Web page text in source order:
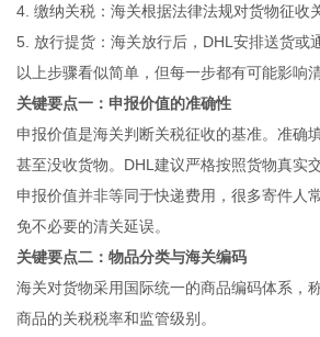
4. 缴纳关税：海关根据法律法规对货物征收
5. 放行提货：海关放行后，DHL安排送货或
以上步骤看似简单，但每一步都有可能影响
关键要点一：申报价值的准确性
申报价值是海关判断关税征收的基准。准确
甚至没收货物。DHL建议严格按照货物真实
申报价值并非等同于快递费用，很多寄件人
免不必要的清关延误。
关键要点二：物品分类与海关编码
海关对货物采用国际统一的商品编码体系，
商品的关税税率和监管级别。